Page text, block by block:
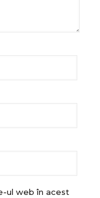
ul web în acest